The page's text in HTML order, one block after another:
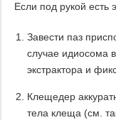
Если под рукой есть
Завести паз
случае идиосома
экстрактора и
Клещедер
тела клеща (см.